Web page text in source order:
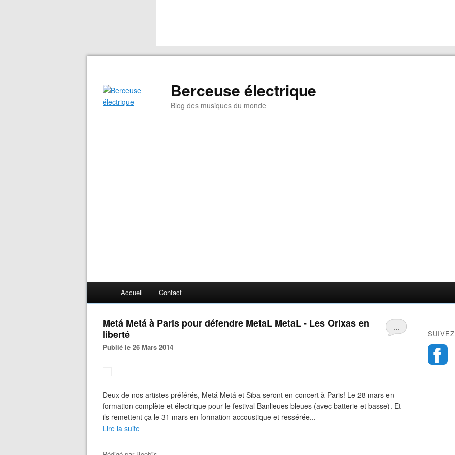
Berceuse électrique
Blog des musiques du monde
Accueil Contact
…
Metá Metá à Paris pour défendre MetaL MetaL - Les Orixas en
liberté
Publié le 26 Mars 2014
Deux de nos artistes préférés, Metá Metá et Siba seront en concert à Paris! Le 28 mars en
formation complète et électrique pour le festival Banlieues bleues (avec batterie et basse). Et
ils remettent ça le 31 mars en formation accoustique et ressérée...
Lire la suite